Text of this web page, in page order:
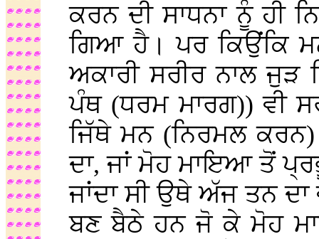
ਕਰਨ ਦੀ ਸਾਧਨਾ ਨੂੰ ਹੀ
ਗਿਆ ਹੈ। ਪਰ ਕਿਉਂਕਿ
ਅਕਾਰੀ ਸਰੀਰ ਨਾਲ
ਪੰਥ (ਧਰਮ ਮਾਰਗ)) ਵੀ
ਜਿੱਥੇ ਮਨ (ਨਿਰਮਲ
ਦਾ, ਜਾਂ ਮੋਹ ਮਾਇਆ ਤੋਂ
ਜਾਂਦਾ ਸੀ ਉਥੇ ਅੱਜ ਤਨ
ਬਣ ਬੈਠੇ ਹਨ ਜੋ ਕੇ ਮੋਹ